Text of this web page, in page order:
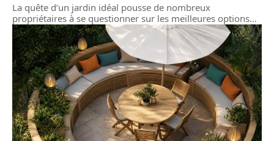
La quête d’un jardin idéal pousse de nombreux
propriétaires à se questionner sur les meilleures options…